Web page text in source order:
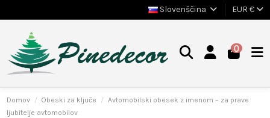
Slovenščina EUR €
0
Domov Obeski za ključe
Avtomobilski obesek z imenom – za prave
ljubitelje avtomobilov